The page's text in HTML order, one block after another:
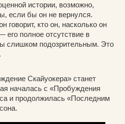
истории, возможно,
если бы он не вернулся.
говорит, кто он, насколько он
его полное отсутствие в
слишком подозрительным. Это
Скайуокера» станет
началась с «Пробуждения
и продолжилась «Последним